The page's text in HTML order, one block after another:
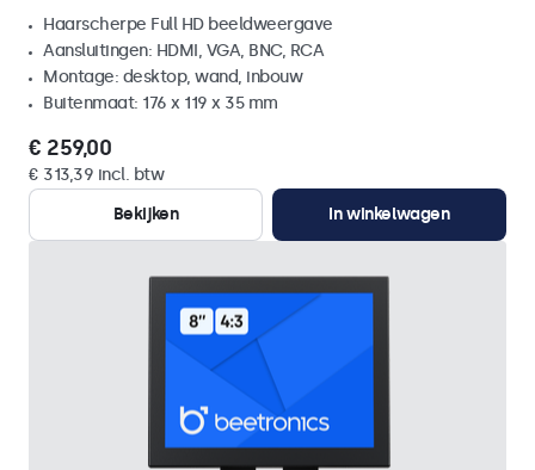
Haarscherpe Full HD beeldweergave
Aansluitingen: HDMI, VGA, BNC, RCA
Montage: desktop, wand, inbouw
Buitenmaat: 176 x 119 x 35 mm
€ 259,00
€ 313,39 incl. btw
Bekijken
In winkelwagen